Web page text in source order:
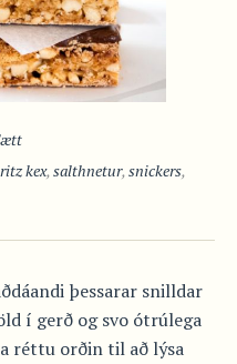
ritz kex,salthnetur,snickers,
þessarar snilldar
í gerð og svo ótrúlega
réttu orðin til að lýsa